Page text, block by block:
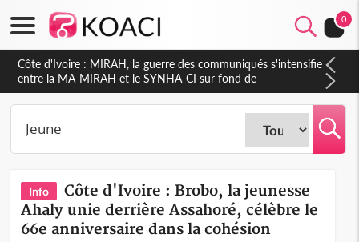
0
Côte d'Ivoire : Indépendance 2026, Thiam plaide pour un
environnement démocratique plus apaisé
Info
Côte d'Ivoire : Brobo, la jeunesse
Ahaly unie derrière Assahoré, célèbre le
66e anniversaire dans la cohésion